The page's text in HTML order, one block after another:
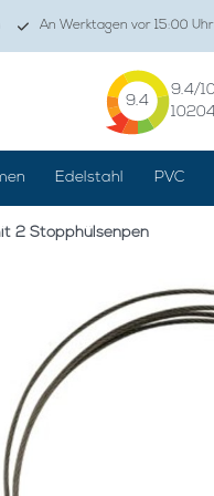
An Werktagen vor 15:00
9.4
9.4/
Edelstahl PVC
2 Stopphülsenpen